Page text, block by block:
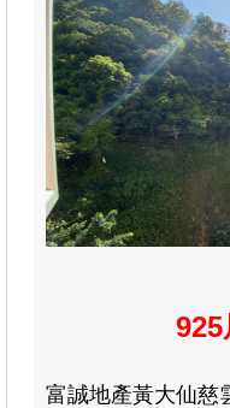
富誠地產黃大仙慈